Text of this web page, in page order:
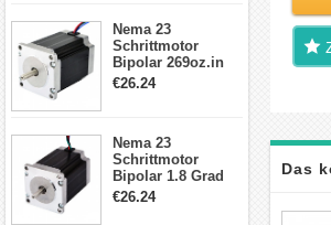
Nema 23
Schrittmotor
Bipolar 269oz.in
2,8A 57x57x76mm
€26.24
Nema 23
Schrittmotor
Bipolar 1.8 Grad
1.9Nm 3A 3.36V 4
€26.24
Das